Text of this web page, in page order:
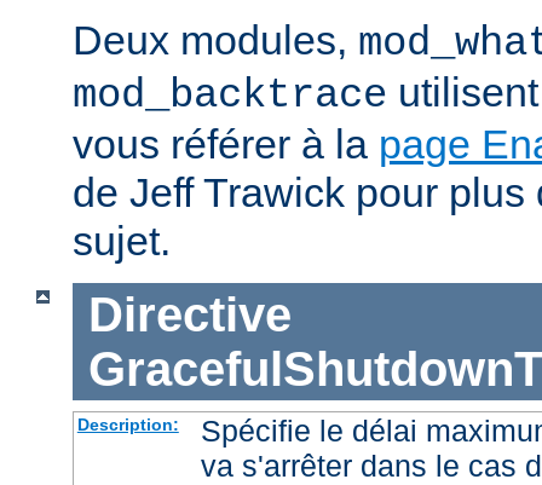
Deux modules,
mod_backtrace
vous référer à la page
de Jeff Trawick pour
sujet.
Directive
Description:
Spécifie le délai
va s'arrêter dans le cas